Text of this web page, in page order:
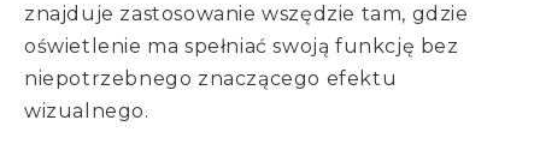
znajduje zastosowanie wszędzie tam, gdzie
oświetlenie ma spełniać swoją funkcję bez
niepotrzebnego znaczącego efektu
wizualnego.